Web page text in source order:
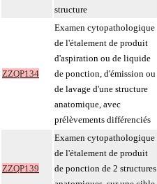
structure
ZZQP134
Examen cytopathologique
de l'étalement de produit
d'aspiration ou de liquide
de ponction, d'émission ou
de lavage d'une structure
anatomique, avec
prélèvements différenciés
ZZQP139
Examen cytopathologique
de l'étalement de produit
de ponction de 2 structures